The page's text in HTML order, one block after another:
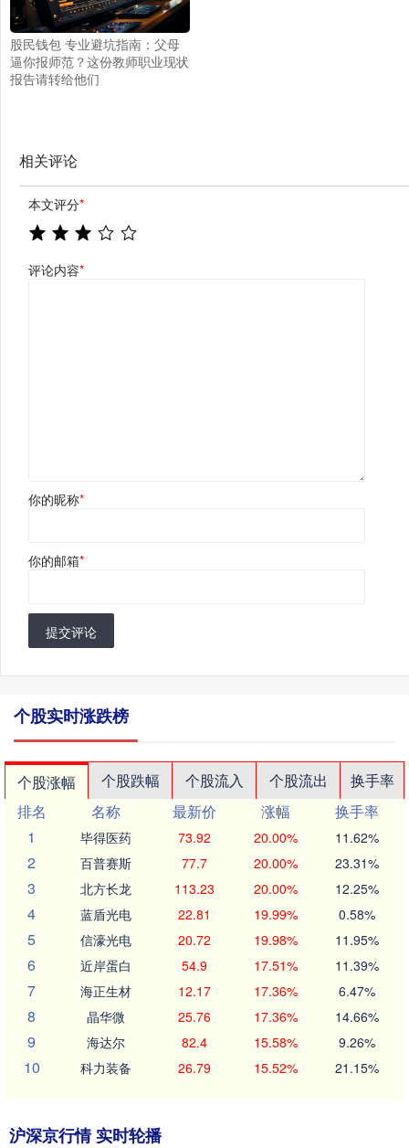
股民钱包 专业避坑指南：父母
逼你报师范？这份教师职业现状
报告请转给他们
相关评论
本文评分*
评论内容*
你的昵称*
你的邮箱*
提交评论
个股实时涨跌榜
个股涨幅 个股跌幅 个股流入 个股流出
换手率
排名
名称 最新价 涨幅
换手率
1
毕得医药 73.92 20.00% 11.62%
2 百普赛斯 77.7 20.00% 23.31%
3 北方长龙 113.23 20.00% 12.25%
4 蓝盾光电 22.81 19.99% 0.58%
5 信濠光电 20.72 19.98% 11.95%
6 近岸蛋白 54.9 17.51% 11.39%
7 海正生材 12.17 17.36% 6.47%
8 晶华微 25.76 17.36% 14.66%
9 海达尔 82.4 15.58% 9.26%
10 科力装备 26.79 15.52% 21.15%
沪深京行情 实时轮播